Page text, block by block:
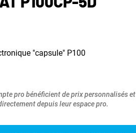
"capsule" P100
pro bénéficient de prix personnalisés et
depuis leur espace pro.